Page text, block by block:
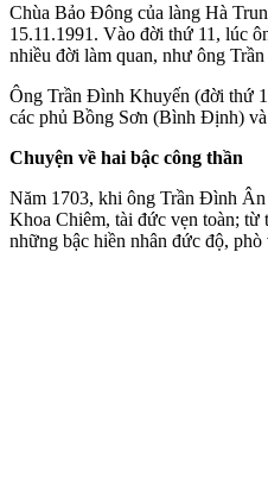
Chùa Bảo Đông của làng Hà
15.11.1991. Vào đời thứ 11, lúc
nhiều đời làm quan, như ông
Ông Trần Đình Khuyến (đời thứ
các phủ Bồng Sơn (Bình Định)
Chuyện về hai bậc công thần
Năm 1703, khi ông Trần Đình Ân
Khoa Chiêm, tài đức vẹn toàn;
những bậc hiền nhân đức độ,